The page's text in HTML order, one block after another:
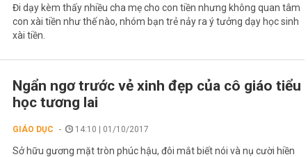
Đi dạy kèm thấy nhiều cha mẹ cho con tiền nhưng không quan tâm
con xài tiền như thế nào, nhóm bạn trẻ nảy ra ý tưởng dạy học sinh
xài tiền.
Ngẩn ngơ trước vẻ xinh đẹp của cô giáo tiểu
học tương lai
GIÁO DỤC 14:10 | 01/10/2017
Sở hữu gương mặt tròn phúc hậu, đôi mắt biết nói và nụ cười hiền